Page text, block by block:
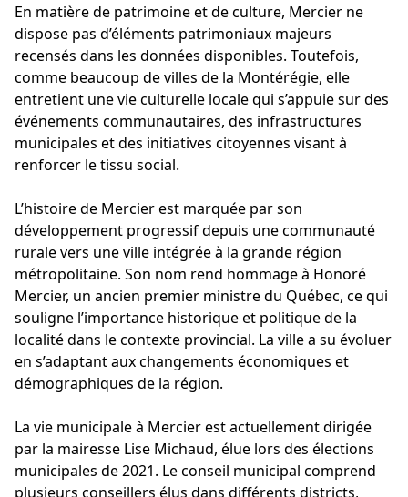
En matière de patrimoine et de culture, Mercier ne
dispose pas d’éléments patrimoniaux majeurs
recensés dans les données disponibles. Toutefois,
comme beaucoup de villes de la Montérégie, elle
entretient une vie culturelle locale qui s’appuie sur des
événements communautaires, des infrastructures
municipales et des initiatives citoyennes visant à
renforcer le tissu social.
L’histoire de Mercier est marquée par son
développement progressif depuis une communauté
rurale vers une ville intégrée à la grande région
métropolitaine. Son nom rend hommage à Honoré
Mercier, un ancien premier ministre du Québec, ce qui
souligne l’importance historique et politique de la
localité dans le contexte provincial. La ville a su évoluer
en s’adaptant aux changements économiques et
démographiques de la région.
La vie municipale à Mercier est actuellement dirigée
par la mairesse Lise Michaud, élue lors des élections
municipales de 2021. Le conseil municipal comprend
plusieurs conseillers élus dans différents districts,